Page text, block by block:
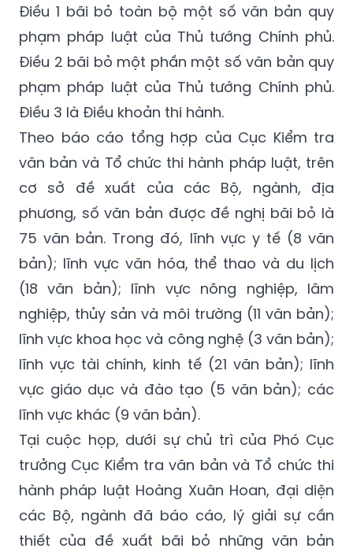
Điều 1 bãi bỏ toàn bộ một số văn bản quy
phạm pháp luật của Thủ tướng Chính phủ.
Điều 2 bãi bỏ một phần một số văn bản quy
phạm pháp luật của Thủ tướng Chính phủ.
Điều 3 là Điều khoản thi hành.
Theo báo cáo tổng hợp của Cục Kiểm tra
văn bản và Tổ chức thi hành pháp luật, trên
cơ sở đề xuất của các Bộ, ngành, địa
phương, số văn bản được đề nghị bãi bỏ là
75 văn bản. Trong đó, lĩnh vực y tế (8 văn
bản); lĩnh vực văn hóa, thể thao và du lịch
(18 văn bản); lĩnh vực nông nghiệp, lâm
nghiệp, thủy sản và môi trường (11 văn bản);
lĩnh vực khoa học và công nghệ (3 văn bản);
lĩnh vực tài chính, kinh tế (21 văn bản); lĩnh
vực giáo dục và đào tạo (5 văn bản); các
lĩnh vực khác (9 văn bản).
Tại cuộc họp, dưới sự chủ trì của Phó Cục
trưởng Cục Kiểm tra văn bản và Tổ chức thi
hành pháp luật Hoàng Xuân Hoan, đại diện
các Bộ, ngành đã báo cáo, lý giải sự cần
thiết của đề xuất bãi bỏ những văn bản